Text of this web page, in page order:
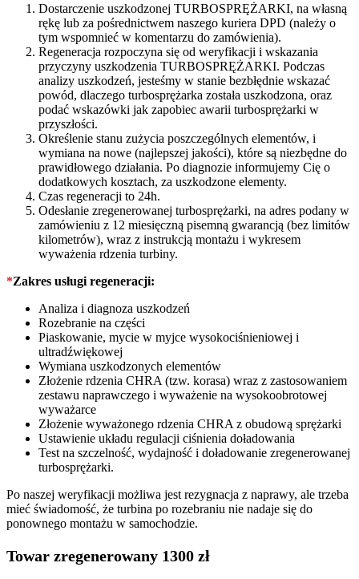
Dostarczenie uszkodzonej TURBOSPRĘŻARKI, na własną
rękę lub za pośrednictwem naszego kuriera DPD (należy o
tym wspomnieć w komentarzu do zamówienia).
Regeneracja rozpoczyna się od weryfikacji i wskazania
przyczyny uszkodzenia TURBOSPRĘŻARKI. Podczas
analizy uszkodzeń, jesteśmy w stanie bezbłędnie wskazać
powód, dlaczego turbosprężarka została uszkodzona, oraz
podać wskazówki jak zapobiec awarii turbosprężarki w
przyszłości.
Określenie stanu zużycia poszczególnych elementów, i
wymiana na nowe (najlepszej jakości), które są niezbędne do
prawidłowego działania. Po diagnozie informujemy Cię o
dodatkowych kosztach, za uszkodzone elementy.
Czas regeneracji to 24h.
Odesłanie zregenerowanej turbosprężarki, na adres podany w
zamówieniu z 12 miesięczną pisemną gwarancją (bez limitów
kilometrów), wraz z instrukcją montażu i wykresem
wyważenia rdzenia turbiny.
*Zakres usługi regeneracji:
Analiza i diagnoza uszkodzeń
Rozebranie na części
Piaskowanie, mycie w myjce wysokociśnieniowej i
ultradźwiękowej
Wymiana uszkodzonych elementów
Złożenie rdzenia CHRA (tzw. korasa) wraz z zastosowaniem
zestawu naprawczego i wyważenie na wysokoobrotowej
wyważarce
Złożenie wyważonego rdzenia CHRA z obudową sprężarki
Ustawienie układu regulacji ciśnienia doładowania
Test na szczelność, wydajność i doładowanie zregenerowanej
turbosprężarki.
Po naszej weryfikacji możliwa jest rezygnacja z naprawy, ale trzeba
mieć świadomość, że turbina po rozebraniu nie nadaje się do
ponownego montażu w samochodzie.
Towar zregenerowany 1300 zł